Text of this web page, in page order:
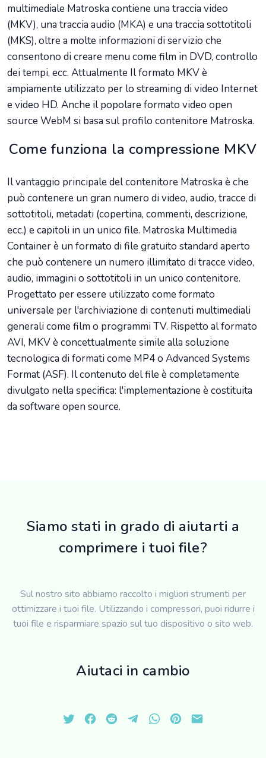
multimediale Matroska contiene una traccia video
(MKV), una traccia audio (MKA) e una traccia sottotitoli
(MKS), oltre a molte informazioni di servizio che
consentono di creare menu come film in DVD, controllo
dei tempi, ecc. Attualmente Il formato MKV è
ampiamente utilizzato per lo streaming di video Internet
e video HD. Anche il popolare formato video open
source WebM si basa sul profilo contenitore Matroska.
Come funziona la compressione MKV
Il vantaggio principale del contenitore Matroska è che
può contenere un gran numero di video, audio, tracce di
sottotitoli, metadati (copertina, commenti, descrizione,
ecc.) e capitoli in un unico file. Matroska Multimedia
Container è un formato di file gratuito standard aperto
che può contenere un numero illimitato di tracce video,
audio, immagini o sottotitoli in un unico contenitore.
Progettato per essere utilizzato come formato
universale per l'archiviazione di contenuti multimediali
generali come film o programmi TV. Rispetto al formato
AVI, MKV è concettualmente simile alla soluzione
tecnologica di formati come MP4 o Advanced Systems
Format (ASF). Il contenuto del file è completamente
divulgato nella specifica: l'implementazione è costituita
da software open source.
Siamo stati in grado di aiutarti a
comprimere i tuoi file?
Sul nostro sito abbiamo raccolto i migliori strumenti per
ottimizzare i tuoi file. Utilizzando i compressori, puoi ridurre i
tuoi file e risparmiare spazio sul tuo dispositivo o sito web.
Aiutaci in cambio